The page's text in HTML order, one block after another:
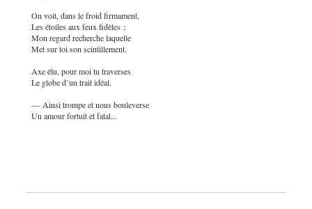
On voit, dans le froid firmament,
Les étoiles aux feux fidèles ;
Mon regard recherche laquelle
Met sur toi son scintillement.
Axe élu, pour moi tu traverses
Le globe d’un trait idéal.
— Ainsi trompe et nous bouleverse
Un amour fortuit et fatal...